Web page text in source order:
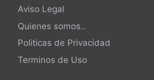
Aviso Legal
Quienes somos..
Politicas de Privacidad
Terminos de Uso